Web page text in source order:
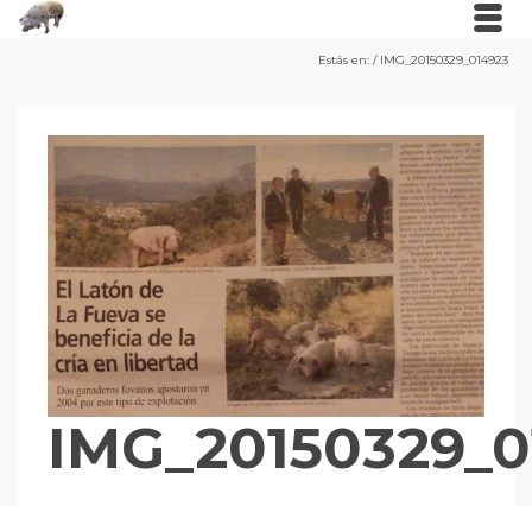
Estás en: / IMG_20150329_014923